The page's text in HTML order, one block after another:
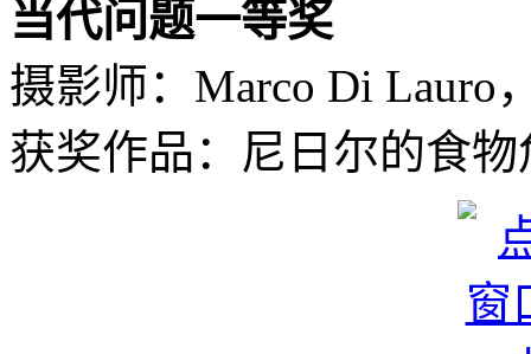
当代问题一等奖
摄影师：Marco Di Lauro
获奖作品：尼日尔的食物